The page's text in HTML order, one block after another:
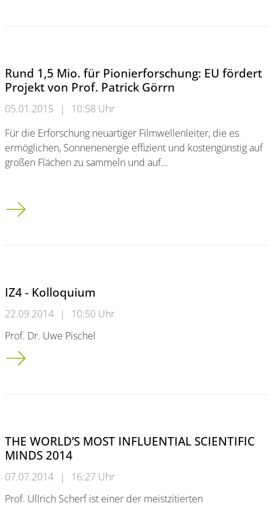
Rund 1,5 Mio. für Pionierforschung: EU fördert
Projekt von Prof. Patrick Görrn
05.01.2015 |
10:58 Uhr
Für die Erforschung neuartiger Filmwellenleiter, die es
ermöglichen, Sonnenenergie effizient und kostengünstig auf
großen Flächen zu sammeln und auf…
Rund 1,5 Mio. für Pionierforschung: EU fördert Projekt von
IZ4 - Kolloquium
22.09.2014 |
10:50 Uhr
Prof. Dr. Uwe Pischel
IZ4 - Kolloquium
THE WORLD’S MOST INFLUENTIAL SCIENTIFIC
MINDS 2014
07.07.2014 |
16:27 Uhr
Prof. Ullrich Scherf ist einer der meistzitierten